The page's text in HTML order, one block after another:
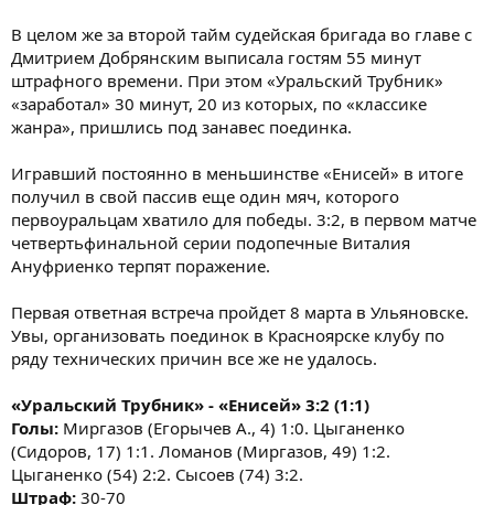
В целом же за второй тайм судейская бригада во главе с
Дмитрием Добрянским выписала гостям 55 минут
штрафного времени. При этом «Уральский Трубник»
«заработал» 30 минут, 20 из которых, по «классике
жанра», пришлись под занавес поединка.
Игравший постоянно в меньшинстве «Енисей» в итоге
получил в свой пассив еще один мяч, которого
первоуральцам хватило для победы. 3:2, в первом матче
четвертьфинальной серии подопечные Виталия
Ануфриенко терпят поражение.
Первая ответная встреча пройдет 8 марта в Ульяновске.
Увы, организовать поединок в Красноярске клубу по
ряду технических причин все же не удалось.
«Уральский Трубник» - «Енисей» 3:2 (1:1)
Голы: Миргазов (Егорычев А., 4) 1:0. Цыганенко
(Сидоров, 17) 1:1. Ломанов (Миргазов, 49) 1:2.
Цыганенко (54) 2:2. Сысоев (74) 3:2.
Штраф: 30-70